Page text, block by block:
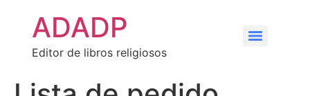
ADADP
Editor de libros religiosos